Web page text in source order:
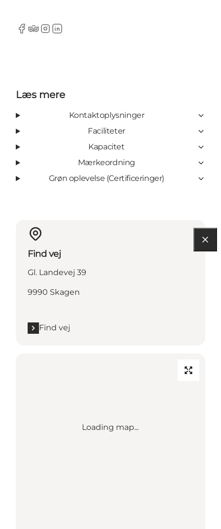
Facebook
TripAdvisor
Instagram
LinkedIn
Læs mere
Kontaktoplysninger
Faciliteter
Kapacitet
Mærkeordning
Grøn oplevelse (Certificeringer)
Find vej
Gl. Landevej 39
9990 Skagen
Find vej
Loading map...